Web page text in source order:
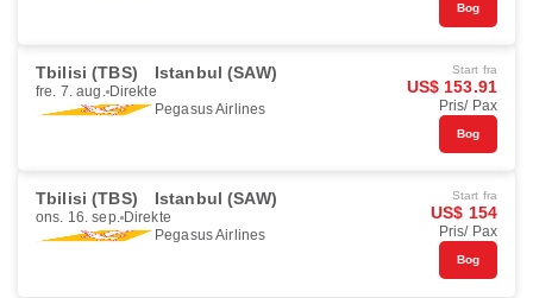
Bog
Tbilisi (TBS) Istanbul (SAW)
fre. 7. aug. Direkte
Pegasus Airlines
Start fra
US$ 153.91
Pris/ Pax
Bog
Tbilisi (TBS) Istanbul (SAW)
ons. 16. sep. Direkte
Pegasus Airlines
Start fra
US$ 154
Pris/ Pax
Bog